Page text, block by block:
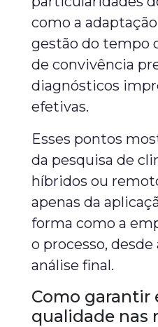
como a
gestão do tempo
de convivência
diagnósticos
efetivas.
Esses pontos
da pesquisa de
híbridos ou
apenas da
forma como a
o processo,
análise final.
Como garantir
qualidade nas